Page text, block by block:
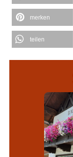
merken
teilen